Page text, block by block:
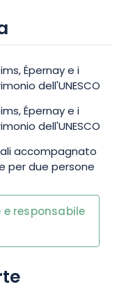
Épernay e i
dell'UNESCO
Épernay e i
dell'UNESCO
accompagnato
per due persone
responsabile